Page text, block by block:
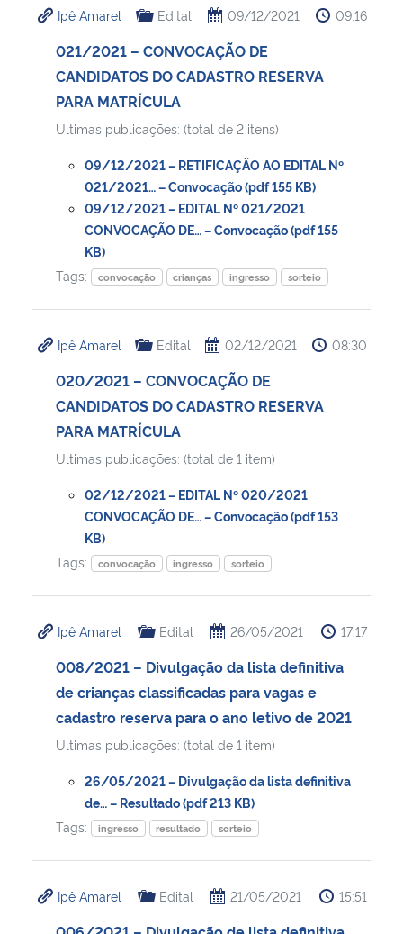
Ministério da Cidadania
Ministério de Minas e Energia
Ministério da Ciência, Tecnologia, Inovações e Comunicações
Ministério do Meio Ambiente
Ministério do Turismo
Controladoria-Geral da União
Secretaria de Governo
Gabinete de Segurança Institucional
Banco Central do Brasil
Ipê Amarel Edital 09/12/2021 09:16
021/2021 – CONVOCAÇÃO DE
CANDIDATOS DO CADASTRO RESERVA
PARA MATRÍCULA
Ultimas publicações: (total de 2 itens)
09/12/2021 – RETIFICAÇÃO AO EDITAL Nº
021/2021… – Convocação (pdf 155 KB)
09/12/2021 – EDITAL Nº 021/2021
CONVOCAÇÃO DE… – Convocação (pdf 155
KB)
Tags:
convocação crianças ingresso sorteio
Ipê Amarel Edital 02/12/2021 08:30
020/2021 – CONVOCAÇÃO DE
CANDIDATOS DO CADASTRO RESERVA
PARA MATRÍCULA
Ultimas publicações: (total de 1 item)
02/12/2021 – EDITAL Nº 020/2021
CONVOCAÇÃO DE… – Convocação (pdf 153
KB)
Tags:
convocação ingresso sorteio
Ipê Amarel Edital 26/05/2021 17:17
008/2021 – Divulgação da lista definitiva
de crianças classificadas para vagas e
cadastro reserva para o ano letivo de 2021
Ultimas publicações: (total de 1 item)
26/05/2021 – Divulgação da lista definitiva
de… – Resultado (pdf 213 KB)
Tags:
ingresso resultado sorteio
Ipê Amarel Edital 21/05/2021 15:51